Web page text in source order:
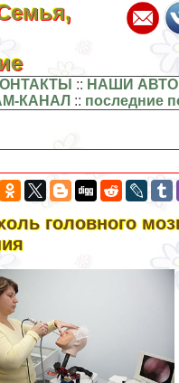
:: НАШИ
КАНАЛ :: последние
головного